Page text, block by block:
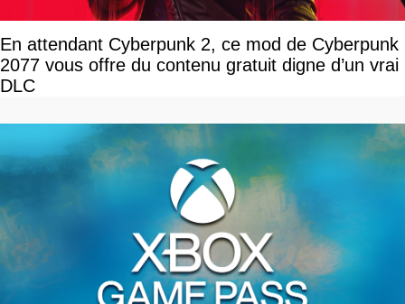
En attendant Cyberpunk 2, ce mod de Cyberpunk
2077 vous offre du contenu gratuit digne d’un vrai
DLC